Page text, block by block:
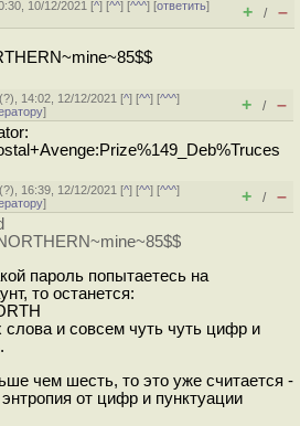
10/12/2021 [^] [^^] [^^^] [ответить]
+ / –
(?), 14:02, 12/12/2021 [^] [^^] [^^^]
] + / –
(?), 16:39, 12/12/2021 [^] [^^] [^^^]
] + / –
пароль попытаетесь на
то останется:
и совсем чуть чуть цифр и
чем шесть, то это уже считается -
от цифр и пунктуации